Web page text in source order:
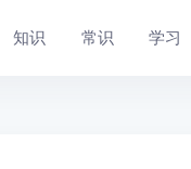
知识 常识 学习